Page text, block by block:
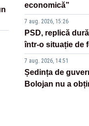
economică”
7 aug. 2026, 15:26
PSD, replică
într-o situație de
7 aug. 2026, 14:51
Ședința de
Bolojan nu a